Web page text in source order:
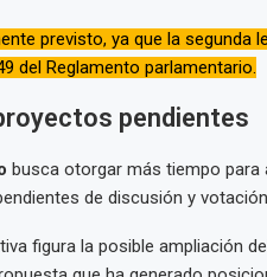
previsto, ya que la segunda
del Reglamento parlamentario.
pendientes
busca otorgar más tiempo para
de discusión y
figura la posible ampliación del